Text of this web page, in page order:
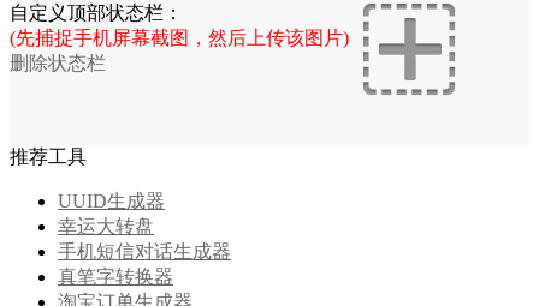
自定义顶部状态栏：
(先捕捉手机屏幕截图，然后上传该图片)
删除状态栏
推荐工具
UUID生成器
幸运大转盘
手机短信对话生成器
真笔字转换器
淘宝订单生成器